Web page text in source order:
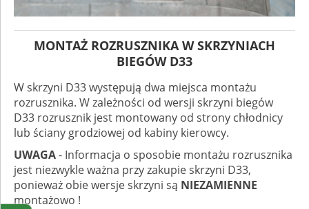
MONTAŻ ROZRUSZNIKA W SKRZYNIACH
BIEGÓW D33
W skrzyni D33 występują dwa miejsca montażu
rozrusznika. W zależności od wersji skrzyni biegów
D33 rozrusznik jest montowany od strony chłodnicy
lub ściany grodziowej od kabiny kierowcy.
UWAGA- Informacja o sposobie montażu rozrusznika
jest niezwykle ważna przy zakupie skrzyni D33,
ponieważ obie wersje skrzyni są NIEZAMIENNE
montażowo !